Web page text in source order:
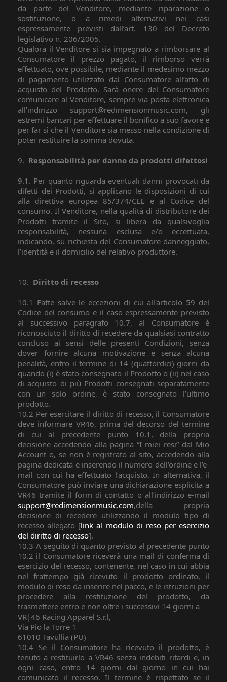
da parte del Venditore, mediante riparazione o
sostituzione, o a rimedi alternativi nei casi
espressamente previsti dall’art. 130 del Decreto
legislativo n. 206/2005.
Qualora il Venditore si sia impegnato a rimborsare al
Consumatore il prezzo pagato, il rimborso verrà
effettuato, ove possibile, mediante il medesimo mezzo
di pagamento utilizzato dal Consumatore all’atto di
acquisto del Prodotto. Sarà onere del Consumatore
comunicare al Venditore, sempre via posta elettronica
all’indirizzo support@redimensionmusic.com, gli
estremi bancari per effettuare il bonifico a suo favore e
per far sì che il Venditore sia messo nella condizione di
poter restituire la somma dovuta.
9. Responsabilità per danno da prodotti difettosi
9.1. Per quanto riguarda eventuali danni provocati da
difetti dei Prodotti, si applicano le disposizioni di cui
alla direttiva europea 85/374/CEE e al Codice del
consumo. Il Venditore, nella qualità di distributore dei
Prodotti tramite il Sito, si libera da qualsivoglia
responsabilità, nessuna esclusa e/o eccettuata,
indicando, su richiesta del Consumatore danneggiato,
l’identità e il domicilio del relativo produttore.
10. Diritto di recesso
10.1 Fatte salve le eccezioni di cui all'articolo 59 del
Codice del consumo e il caso espressamente previsto
al successivo paragrafo 10.7, al Consumatore è
riconosciuto il diritto di recedere da qualsiasi contratto
concluso ai sensi delle presenti Condizioni, senza
dover fornire alcuna motivazione e senza alcuna
penalità, entro il termine di 14 (quattordici) giorni da
quando (i) è stato consegnato il Prodotto o (ii) nel caso
di acquisto di più Prodotti consegnati separatamente
con un solo ordine, è stato consegnato l’ultimo
prodotto.
10.2 Per esercitare il diritto di recesso, il Consumatore
deve informare VR46, prima del decorso del termine
di cui al precedente punto 10.1, della propria
decisione accedendo alla pagina “I miei resi” dal Mio
Account o, se non è registrato al sito, accedendo alla
pagina dedicata e inserendo il numero dell’ordine e l’e-
mail con cui ha effettuato l’acquisto. In alternativa, il
Consumatore può inviare una dichiarazione esplicita a
VR46 tramite il form di contatto o all’indirizzo e-mail
support@redimensionmusic.com,della propria
decisione di recedere utilizzando il modulo tipo di
recesso allegato [link al modulo di reso per esercizio
del diritto di recesso].
10.3 A seguito di quanto previsto al precedente punto
10.2 il Consumatore riceverà una mail di conferma di
esercizio del recesso, contenente, nel caso in cui abbia
nel frattempo già ricevuto il prodotto ordinato, il
modulo di reso da inserire nel pacco, e le istruzioni per
procedere alla restituzione del prodotto, da
trasmettere entro e non oltre i successivi 14 giorni a
VR|46 Racing Apparel S.r.l,
Via Pio la Torre 1
61010 Tavullia (PU)
10.4 Se il Consumatore ha ricevuto il prodotto, è
tenuto a restituirlo a VR46 senza indebiti ritardi e, in
ogni caso, entro 14 giorni dal giorno in cui hai
comunicato il recesso. Il termine è rispettato se il